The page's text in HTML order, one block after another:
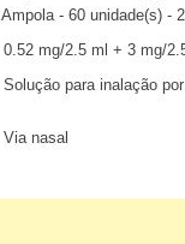
Ampola - 60 unidade(s) -
0.52 mg/2.5 ml + 3 mg/
Solução para inalação
Via nasal